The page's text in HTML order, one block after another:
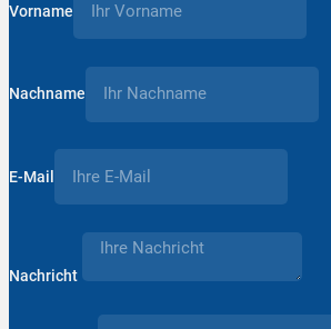
Vorname
Nachname
E-Mail
Nachricht